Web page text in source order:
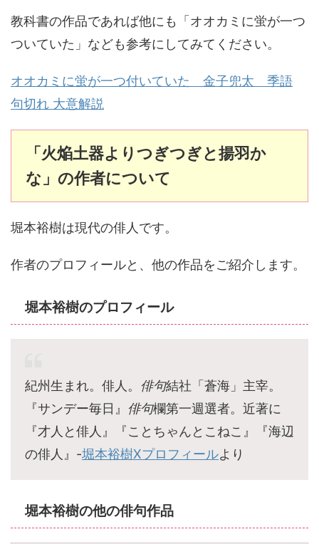
教科書の作品であれば他にも「オオカミに蛍が一つ
ついていた」なども参考にしてみてください。
オオカミに蛍が一つ付いていた 金子兜太 季語
句切れ 大意解説
「火焔土器よりつぎつぎと揚羽か
な」の作者について
堀本裕樹は現代の俳人です。
作者のプロフィールと、他の作品をご紹介します。
堀本裕樹のプロフィール
紀州生まれ。俳人。 俳句結社「蒼海」主宰。
『サンデー毎日』 俳句欄第一週選者。近著に
『才人と俳人』『ことちゃんとこねこ』『海辺
の俳人』-堀本裕樹Xプロフィールより
堀本裕樹の他の俳句作品